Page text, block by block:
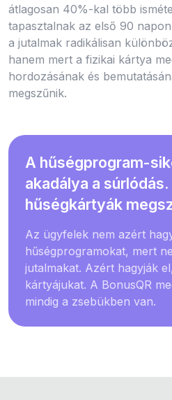
átlagosan 40%-kal több
tapasztalnak az első 90
a jutalmak radikálisan
hanem mert a fizikai kártya
hordozásának és
megszűnik.
A hűségprogram-
akadálya a
hűségkártyák
Az ügyfelek nem azért
hűségprogramokat, mert
jutalmakat. Azért hagyják
kártyájukat. A BonusQR
mindig a zsebükben van.